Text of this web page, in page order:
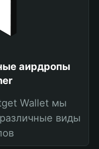
аирдропы
Wallet мы
виды